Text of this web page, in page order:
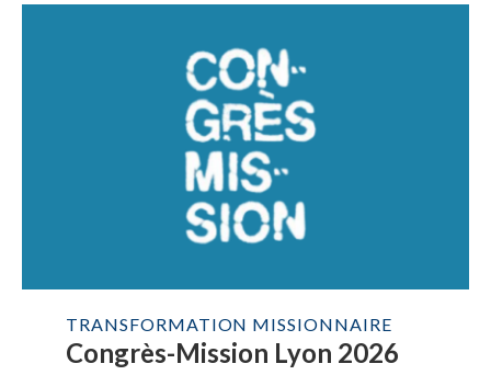
TRANSFORMATION MISSIONNAIRE
Congrès-Mission Lyon 2026